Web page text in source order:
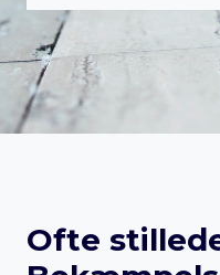
Ofte